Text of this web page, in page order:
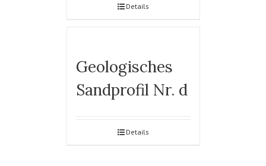
Details
Geologisches
Sandprofil Nr. d
Details